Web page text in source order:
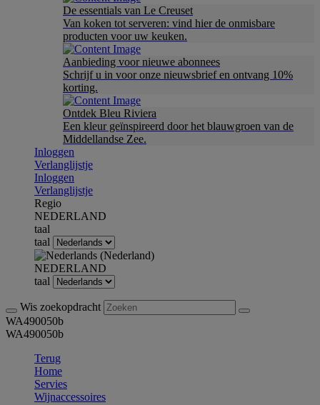
De essentials van Le Creuset
Van koken tot serveren: vind hier de onmisbare
producten voor uw keuken.
Aanbieding voor nieuwe abonnees
Schrijf u in voor onze nieuwsbrief en ontvang 10%
korting.
Ontdek Bleu Riviera
Een kleur geïnspireerd door het blauwgroen van de
Middellandse Zee.
Inloggen
Verlanglijstje
Inloggen
Verlanglijstje
Regio
NEDERLAND
taal
taal
NEDERLAND
taal
Wis zoekopdracht
WA490050b
WA490050b
Terug
Home
Servies
Wijnaccessoires